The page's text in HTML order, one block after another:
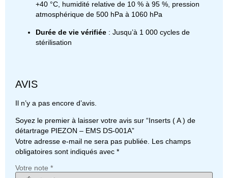
+40 °C, humidité relative de 10 % à 95 %, pression
atmosphérique de 500 hPa à 1060 hPa
Durée de vie vérifiée : Jusqu’à 1 000 cycles de
stérilisation
AVIS
Il n’y a pas encore d’avis.
Soyez le premier à laisser votre avis sur “Inserts ( A ) de
détartrage PIEZON – EMS DS-001A”
Votre adresse e-mail ne sera pas publiée. Les champs
obligatoires sont indiqués avec *
Votre note *